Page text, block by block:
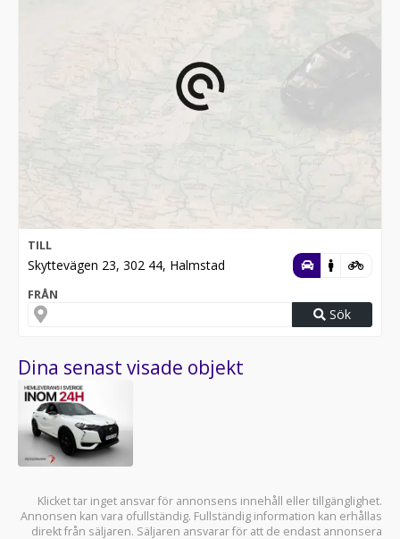
TILL
Skyttevägen 23, 302 44, Halmstad
FRÅN
Sök
Dina senast visade objekt
Klicket tar inget ansvar för annonsens innehåll eller tillgänglighet.
Annonsen kan vara ofullständig. Fullständig information kan erhållas
direkt från säljaren. Säljaren ansvarar för att de endast annonsera